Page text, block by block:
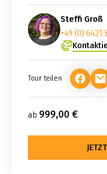
Steffi Groß
+49 (0) 6421
Tour teilen (LINK
ab 999,00 €